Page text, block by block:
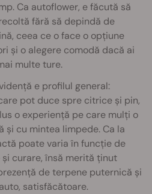
Ca autoflower, e făcută să
fără să depindă de
ceea ce o face o opțiune
și o alegere comodă dacă ai
multe ture.
e profilul general:
pot duce spre citrice și pin,
o experiență pe care mulți o
cu mintea limpede. Ca la
poate varia în funcție de
curare, însă merită ținut
de terpene puternică și
satisfăcătoare.